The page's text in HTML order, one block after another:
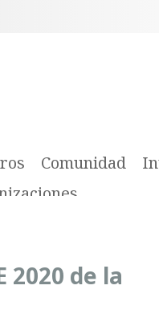
Comunidad
2020 de la